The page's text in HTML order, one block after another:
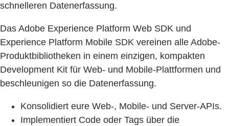
schnelleren Datenerfassung.
Das Adobe Experience Platform Web SDK und
Experience Platform Mobile SDK vereinen alle Adobe-
Produktbibliotheken in einem einzigen, kompakten
Development Kit für Web- und Mobile-Plattformen und
beschleunigen so die Datenerfassung.
Konsolidiert eure Web-, Mobile- und Server-APIs.
Implementiert Code oder Tags über die